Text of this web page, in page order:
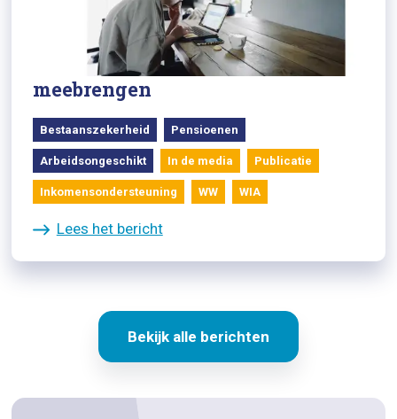
Trouw: Over de grens werken? Dat
kan grote risico's met zich
meebrengen
Bestaanszekerheid Pensioenen
Arbeidsongeschikt In de media Publicatie
Inkomensondersteuning WW WIA
Lees het bericht
Bekijk alle berichten